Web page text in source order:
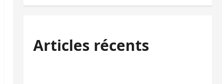
Articles récents